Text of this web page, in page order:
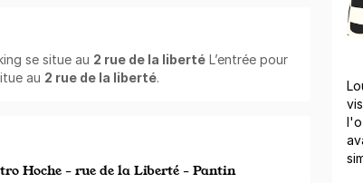
se situe au 2 rue de la liberté L’entrée pour
au 2 rue de la liberté.
Hoche - rue de la Liberté - Pantin